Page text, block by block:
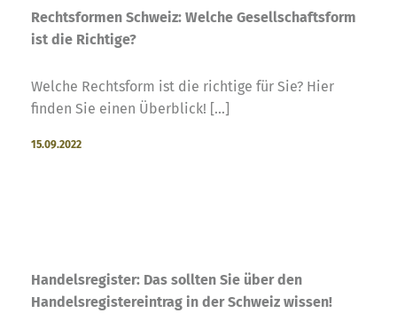
Rechtsformen Schweiz: Welche Gesellschaftsform
ist die Richtige?
Welche Rechtsform ist die richtige für Sie? Hier
finden Sie einen Überblick! [...]
15.09.2022
Handelsregister: Das sollten Sie über den
Handelsregistereintrag in der Schweiz wissen!